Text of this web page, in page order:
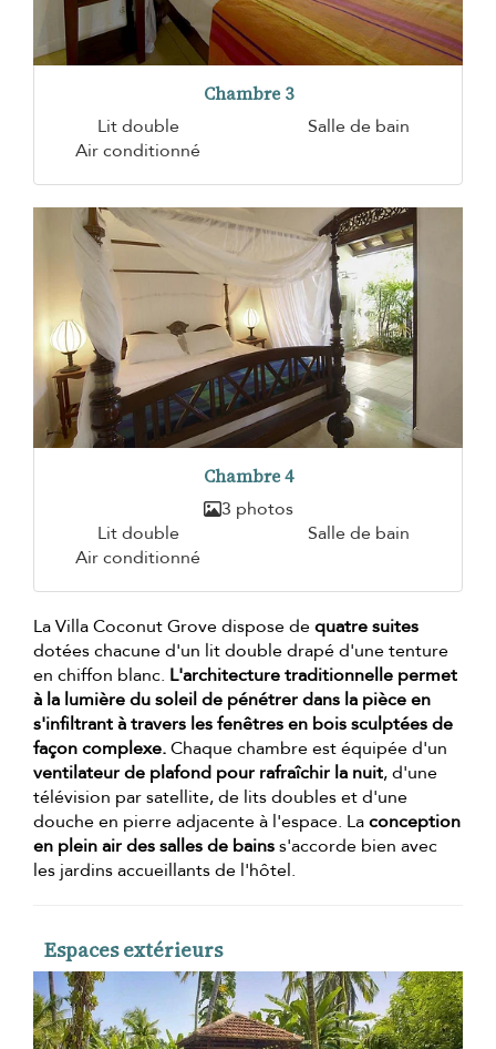
Chambre 3
Lit double
Salle de bain
Air conditionné
Chambre 4
3 photos
Lit double
Salle de bain
Air conditionné
La Villa Coconut Grove dispose dequatre suites
dotées chacune d'un lit double drapé d'une tenture
en chiffon blanc. L'architecture traditionnelle permet
à la lumière du soleil de pénétrer dans la pièce en
s'infiltrant à travers les fenêtres en bois sculptées de
façon complexe.Chaque chambre est équipée d'un
ventilateur de plafond pour rafraîchir la nuit, d'une
télévision par satellite, de lits doubles et d'une
douche en pierre adjacente à l'espace. Laconception
en plein air des salles de bainss'accorde bien avec
les jardins accueillants de l'hôtel.
Espaces extérieurs